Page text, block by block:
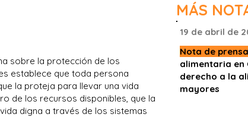
MÁS
sobre la protección de los
establece que toda persona
la proteja para llevar una vida
de los recursos disponibles, que la
digna a través de los sistemas
19 de abril de
Nota de
alimentaria en
derecho a la
mayores